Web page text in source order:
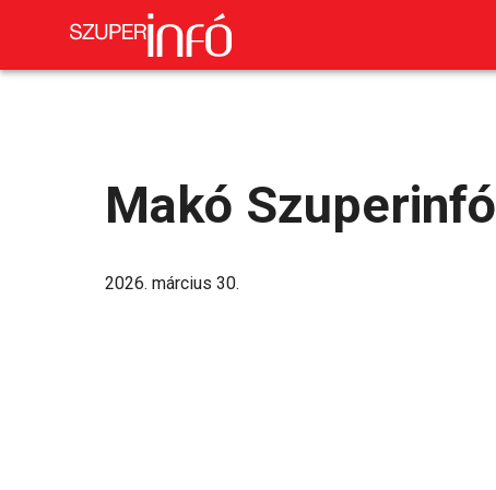
Makó Szuperinfó
2026. március 30.